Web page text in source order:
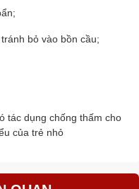
bỏ vào bồn cầu;
tác dụng chống thấm cho
của trẻ nhỏ